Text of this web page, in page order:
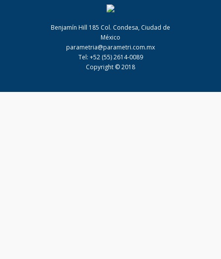
Benjamín Hill 185 Col. Condesa, Ciudad de
México
parametria@parametri.com.mx
Tel: +52 (55) 2614-0089
Copyright © 2018